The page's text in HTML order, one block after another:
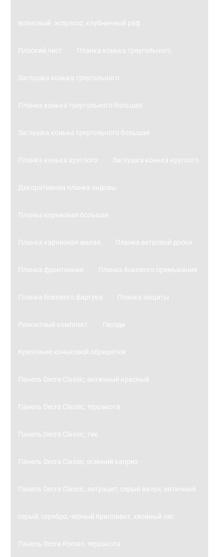
волновый, эспрессо, клубничный раф
Плоский лист Планка конька треугольного
Заглушка конька треугольного
Планка конька треугольного большая
Заглушка конька треугольного большая
Планка конька круглого Заглушка конька круглого
Декоративная планка ендовы
Планка карнизная большая
Планка карнизная малая Планка ветровой доски
Планка фронтонная Планка бокового примыкания
Планка бокового фартука Планка защиты
Ремонтный комплект Гвозди
Крепление коньковой обрешетки
Панель Decra Classic, античный красный
Панель Decra Classic, терракота
Панель Decra Classic, тик
Панель Decra Classic, осенний каприз
Панель Decra Classic, антрацит, серый валун, античный
серый, серебро, черный бриллиант, хвойный лес
Панель Decra Roman, терракота